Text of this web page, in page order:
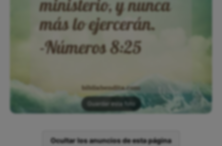
Guardar esta foto
Ocultar los anuncios de esta página